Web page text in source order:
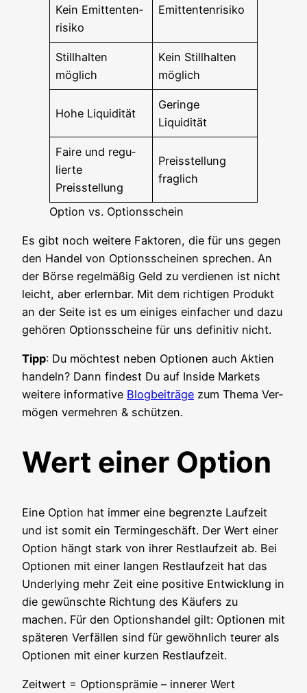
Kein Emit­ten­ten­
ri­si­ko
Emit­ten­ten­ri­si­ko
Still­hal­ten
möglich
Kein Still­hal­ten
möglich
Hohe Liqui­di­tät
Gerin­ge
Liquidität
Fai­re und regu­
lier­te
Preisstellung
Preis­stel­lung
fraglich
Opti­on vs. Optionsschein
Es gibt noch wei­te­re Fak­to­ren, die für uns gegen
den Han­del von Opti­ons­schei­nen spre­chen. An
der Bör­se regel­mä­ßig Geld zu ver­die­nen ist nicht
leicht, aber erlern­bar. Mit dem rich­ti­gen Pro­dukt
an der Sei­te ist es um eini­ges ein­fa­cher und dazu
gehö­ren Opti­ons­schei­ne für uns defi­ni­tiv nicht.
Tipp: Du möch­test neben Optio­nen auch Akti­en
han­deln? Dann fin­dest Du auf Insi­de Mar­kets
wei­te­re infor­ma­ti­ve Blog­bei­trä­ge zum The­ma Ver­
mö­gen ver­meh­ren & schützen.
Wert einer Option
Eine Opti­on hat immer eine begrenz­te Lauf­zeit
und ist somit ein Ter­min­ge­schäft. Der Wert einer
Opti­on hängt stark von ihrer Rest­lauf­zeit ab. Bei
Optio­nen mit einer lan­gen Rest­lauf­zeit hat das
Under­ly­ing mehr Zeit eine posi­ti­ve Ent­wick­lung in
die gewünsch­te Rich­tung des Käu­fers zu
machen. Für den Opti­ons­han­del gilt: Optio­nen mit
spä­te­ren Ver­fäl­len sind für gewöhn­lich teu­rer als
Optio­nen mit einer kur­zen Restlaufzeit.
Zeit­wert = Opti­ons­prä­mie – inne­rer Wert